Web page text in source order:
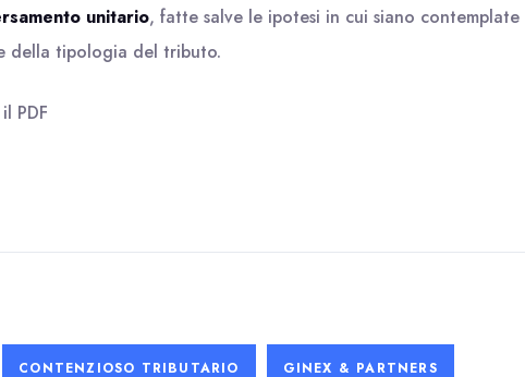
unitario, fatte salve le ipotesi in cui siano contemplate
della tipologia del tributo.
PDF
CONTENZIOSO TRIBUTARIO GINEX & PARTNERS